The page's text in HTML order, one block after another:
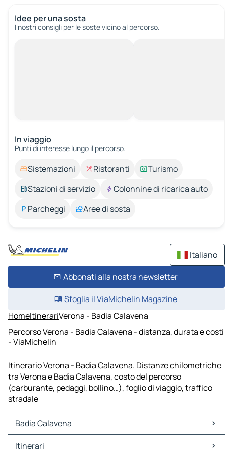
Idee per una sosta
I nostri consigli per le soste vicino al percorso.
In viaggio
Punti di interesse lungo il percorso.
Sistemazioni Ristoranti
Turismo
Stazioni di servizio
Colonnine di ricarica auto
Parcheggi
Aree di sosta
Italiano
Abbonati alla nostra newsletter
Sfoglia il ViaMichelin Magazine
HomeItinerariVerona - Badia Calavena
Percorso Verona - Badia Calavena - distanza, durata e costi
- ViaMichelin
Itinerario Verona - Badia Calavena. Distanze chilometriche
tra Verona e Badia Calavena, costo del percorso
(carburante, pedaggi, bollino…), foglio di viaggio, traffico
stradale
Badia Calavena
Badia Calavena Mappe Piantine
Itinerari